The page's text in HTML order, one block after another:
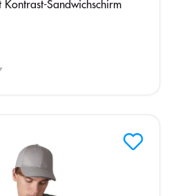
Sandwichschirm